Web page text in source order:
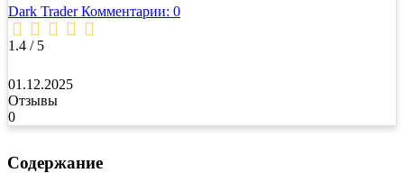
Dark TraderКомментарии: 0
1.4 / 5
01.12.2025
Отзывы
0
Содержание